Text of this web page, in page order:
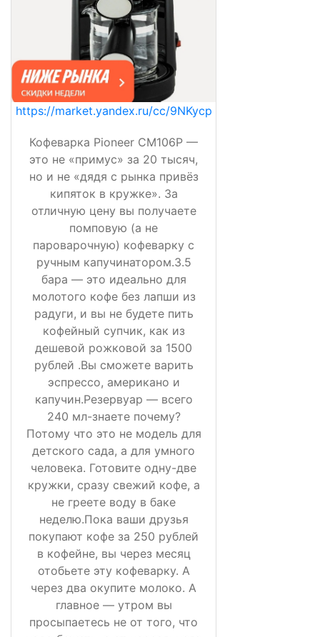
https://market.yandex.ru/cc/9NKycp
Кофеварка Pioneer CM106P —
это не «примус» за 20 тысяч,
но и не «дядя с рынка привёз
кипяток в кружке». За
отличную цену вы получаете
помповую (а не
пароварочную) кофеварку с
ручным капучинатором.3.5
бара — это идеально для
молотого кофе без лапши из
радуги, и вы не будете пить
кофейный супчик, как из
дешевой рожковой за 1500
рублей .Вы сможете варить
эспрессо, американо и
капучин.Резервуар — всего
240 мл-знаете почему?
Потому что это не модель для
детского сада, а для умного
человека. Готовите одну-две
кружки, сразу свежий кофе, а
не греете воду в баке
неделю.Пока ваши друзья
покупают кофе за 250 рублей
в кофейне, вы через месяц
отобьете эту кофеварку. А
через два окупите молоко. А
главное — утром вы
просыпаетесь не от того, что